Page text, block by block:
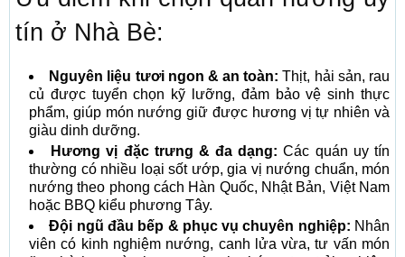
tín ở Nhà Bè:
Nguyên liệu tươi ngon & an toàn: Thịt, hải sản, rau
củ được tuyển chọn kỹ lưỡng, đảm bảo vệ sinh thực
phẩm, giúp món nướng giữ được hương vị tự nhiên và
giàu dinh dưỡng.
Hương vị đặc trưng & đa dạng: Các quán uy tín
thường có nhiều loại sốt ướp, gia vị nướng chuẩn, món
nướng theo phong cách Hàn Quốc, Nhật Bản, Việt Nam
hoặc BBQ kiểu phương Tây.
Đội ngũ đầu bếp & phục vụ chuyên nghiệp: Nhân
viên có kinh nghiệm nướng, canh lửa vừa, tư vấn món